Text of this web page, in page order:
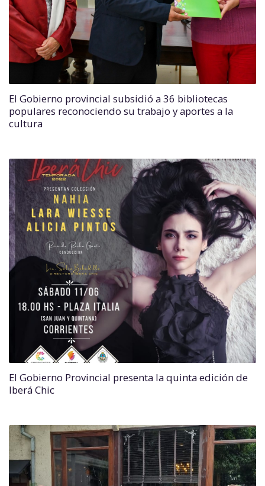
El Gobierno provincial subsidió a 36 bibliotecas
populares reconociendo su trabajo y aportes a la
cultura
El Gobierno Provincial presenta la quinta edición de
Iberá Chic